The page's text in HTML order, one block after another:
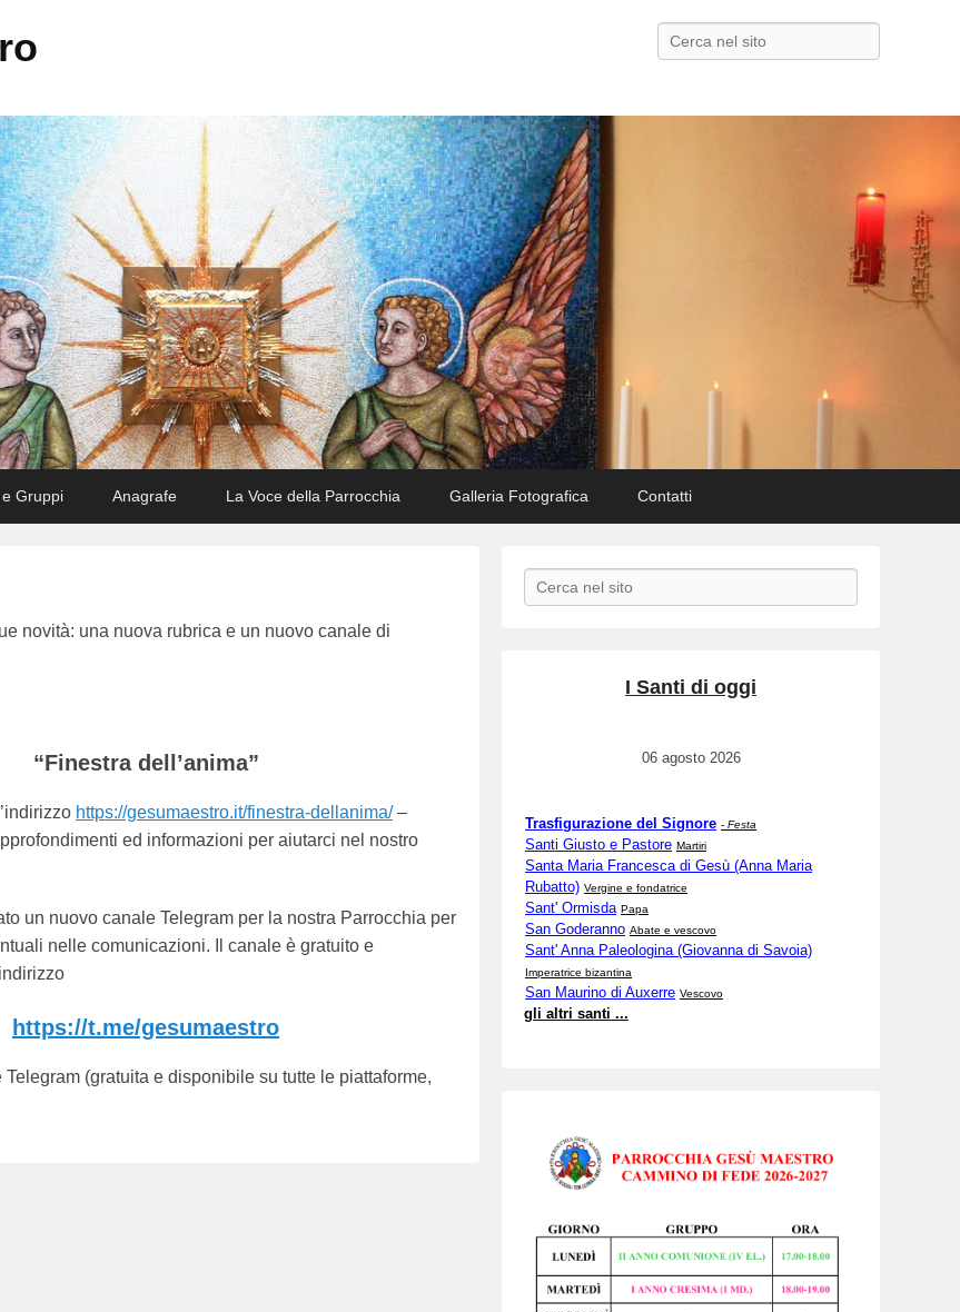
Search
Gruppi Anagrafe La Voce della Parrocchia Galleria Fotografica Contatti
novità: una nuova rubrica e un nuovo canale di
“Finestra dell’anima”
https://gesumaestro.it/finestra-dellanima/–
ed informazioni per aiutarci nel nostro
un nuovo canale Telegram per la nostra Parrocchia per
nelle comunicazioni. Il canale è gratuito e
https://t.me/gesumaestro
Telegram (gratuita e disponibile su tutte le piattaforme,
Search
I Santi di oggi
06 agosto 2026
Trasfigurazione del Signore - Festa
Santi Giusto e Pastore Martiri
Santa Maria Francesca di Gesù (Anna Maria
Rubatto) Vergine e fondatrice
Sant' Ormisda Papa
San Goderanno Abate e vescovo
Sant' Anna Paleologina (Giovanna di Savoia)
Imperatrice bizantina
San Maurino di Auxerre Vescovo
gli altri santi ...